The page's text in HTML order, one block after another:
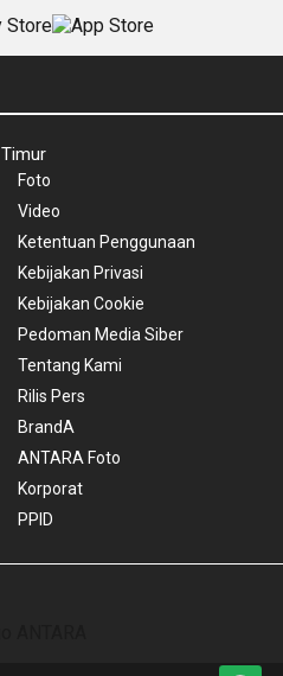
Foto
Video
Ketentuan Penggunaan
Kebijakan Privasi
Kebijakan Cookie
Pedoman Media Siber
Tentang Kami
Rilis Pers
BrandA
ANTARA Foto
Korporat
PPID